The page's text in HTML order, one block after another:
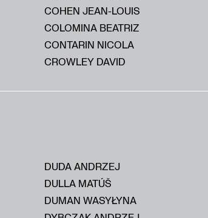
COHEN JEAN-LOUIS
COLOMINA BEATRIZ
CONTARIN NICOLA
CROWLEY DAVID
DUDA ANDRZEJ
DULLA MATÚŠ
DUMAN WASYŁYNA